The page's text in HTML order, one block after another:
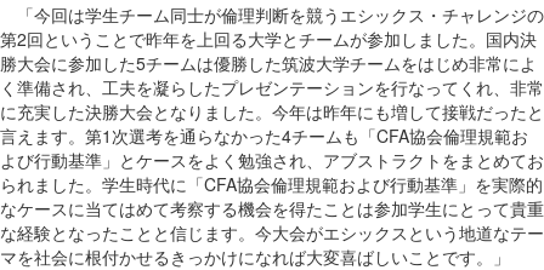
「今回は学生チーム同士が倫理判断を競うエシックス・チャレンジの
第2回ということで昨年を上回る大学とチームが参加しました。国内決
勝大会に参加した5チームは優勝した筑波大学チームをはじめ非常によ
く準備され、工夫を凝らしたプレゼンテーションを行なってくれ、非常
に充実した決勝大会となりました。今年は昨年にも増して接戦だったと
言えます。第1次選考を通らなかった4チームも「CFA協会倫理規範お
よび行動基準」とケースをよく勉強され、アブストラクトをまとめてお
られました。学生時代に「CFA協会倫理規範および行動基準」を実際的
なケースに当てはめて考察する機会を得たことは参加学生にとって貴重
な経験となったことと信じます。今大会がエシックスという地道なテー
マを社会に根付かせるきっかけになれば大変喜ばしいことです。」